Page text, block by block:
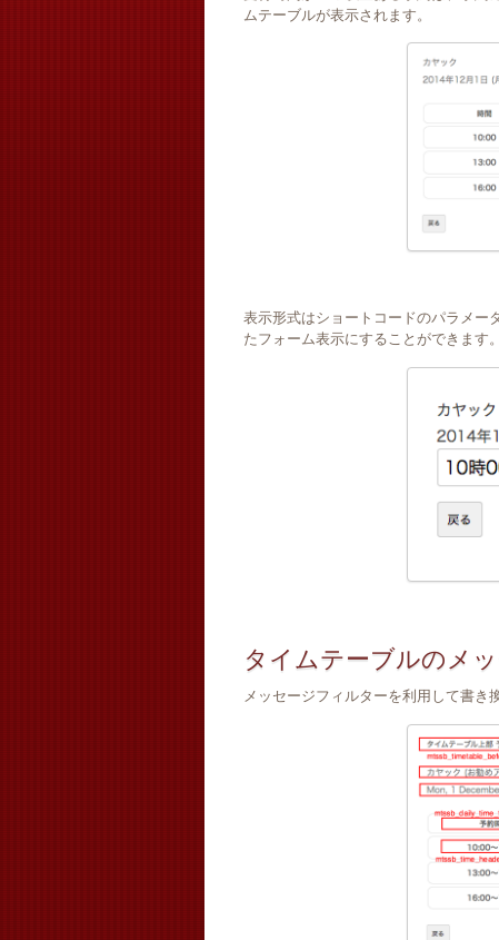
ムテーブルが表示されます。
表示形式はショートコードのパラメー
たフォーム表示にすることができます。
タイムテーブルのメ
メッセージフィルターを利用して書き